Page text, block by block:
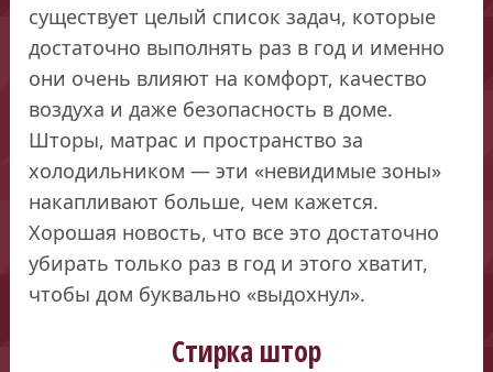
существует целый список задач, которые
достаточно выполнять раз в год и именно
они очень влияют на комфорт, качество
воздуха и даже безопасность в доме.
Шторы, матрас и пространство за
холодильником — эти «невидимые зоны»
накапливают больше, чем кажется.
Хорошая новость, что все это достаточно
убирать только раз в год и этого хватит,
чтобы дом буквально «выдохнул».
Стирка штор